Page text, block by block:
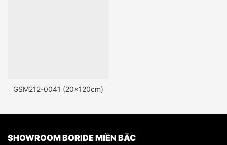
GSM212-0041 (20x120cm)
SHOWROOM BORIDE MIỀN BẮC